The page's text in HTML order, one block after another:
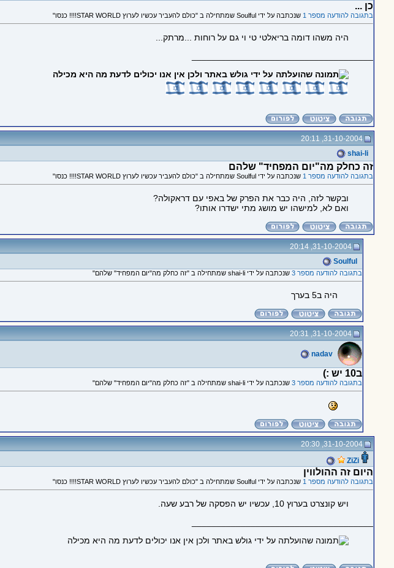
כן ...
בתגובה להודעה מספר 1 שנכתבה על ידי Soulful שמתחילה ב "כולם להעביר עכשיו לערוץ STAR WORLD!!!! כנסו"
היה משהו דומה בריאלטי טי וי גם על רוחות ...מרתק...
31-10-2004, 20:11
shai-li
זה כחלק מה"יום המפחיד" שלהם
בתגובה להודעה מספר 1 שנכתבה על ידי Soulful שמתחילה ב "כולם להעביר עכשיו לערוץ STAR WORLD!!!! כנסו"
ובקשר לזה, היה כבר את הפרק של באפי עם דראקולה?
ואם לא, למישהו יש מושג מתי ישדרו אותו?
31-10-2004, 20:14
Soulful
בתגובה להודעה מספר 3
שנכתבה על ידי shai-li שמתחילה ב "זה כחלק מה"יום המפחיד" שלהם"
היה ב5 בערך
31-10-2004, 20:31
nadav
ב10 יש :)
בתגובה להודעה מספר 3 שנכתבה על ידי shai-li שמתחילה ב "זה כחלק מה"יום המפחיד" שלהם"
31-10-2004, 20:30
ZiZi
היום זה ההולווין
בתגובה להודעה מספר 1 שנכתבה על ידי Soulful שמתחילה ב "כולם להעביר עכשיו לערוץ STAR WORLD!!!! כנסו"
ויש קונצרט בערוץ 10, עכשיו יש הפסקה של רבע שעה.